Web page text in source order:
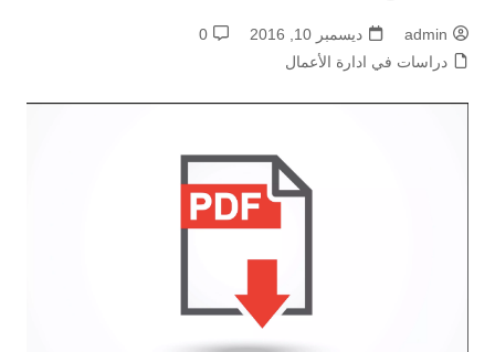
admin ديسمبر 10, 2016
0
دراسات في ادارة الأعمال